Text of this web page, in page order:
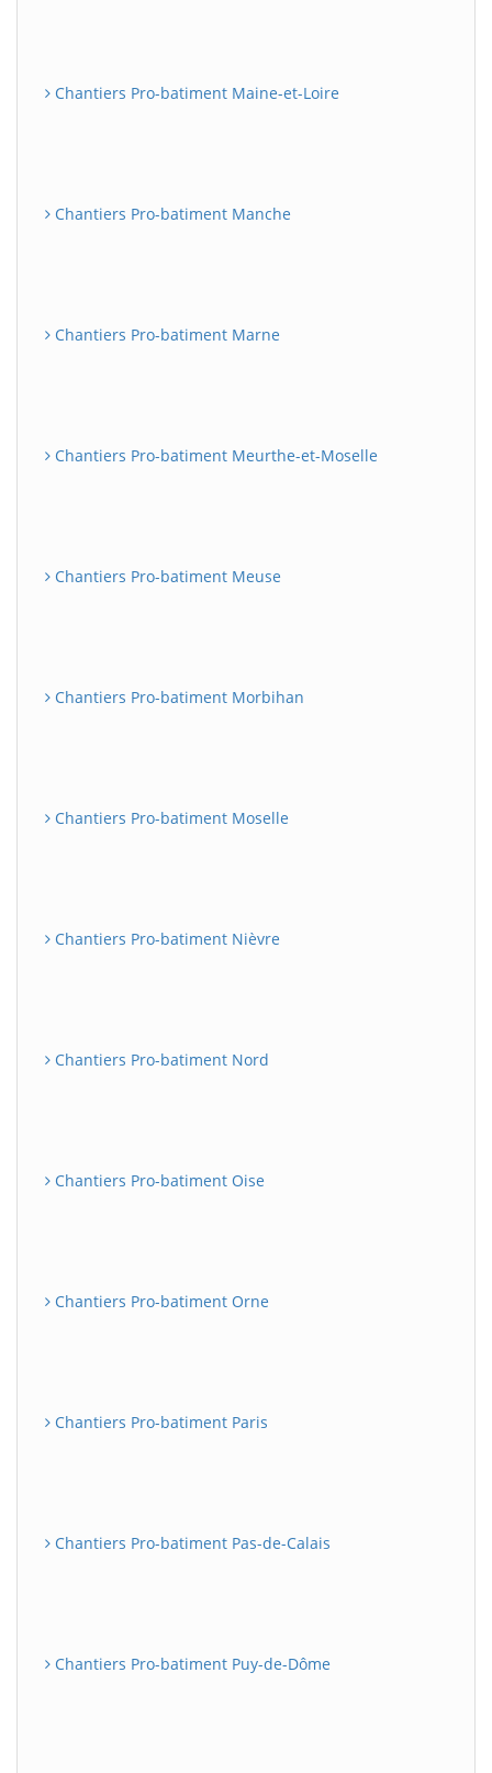
Chantiers Pro-batiment Maine-et-Loire
Chantiers Pro-batiment Manche
Chantiers Pro-batiment Marne
Chantiers Pro-batiment Meurthe-et-Moselle
Chantiers Pro-batiment Meuse
Chantiers Pro-batiment Morbihan
Chantiers Pro-batiment Moselle
Chantiers Pro-batiment Nièvre
Chantiers Pro-batiment Nord
Chantiers Pro-batiment Oise
Chantiers Pro-batiment Orne
Chantiers Pro-batiment Paris
Chantiers Pro-batiment Pas-de-Calais
Chantiers Pro-batiment Puy-de-Dôme